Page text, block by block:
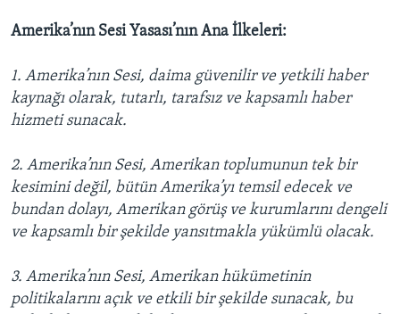
Amerika’nın Sesi Yasası’nın Ana İlkeleri:
1. Amerika’nın Sesi, daima güvenilir ve yetkili haber
kaynağı olarak, tutarlı, tarafsız ve kapsamlı haber
hizmeti sunacak.
2. Amerika’nın Sesi, Amerikan toplumunun tek bir
kesimini değil, bütün Amerika’yı temsil edecek ve
bundan dolayı, Amerikan görüş ve kurumlarını dengeli
ve kapsamlı bir şekilde yansıtmakla yükümlü olacak.
3. Amerika’nın Sesi, Amerikan hükümetinin
politikalarını açık ve etkili bir şekilde sunacak, bu